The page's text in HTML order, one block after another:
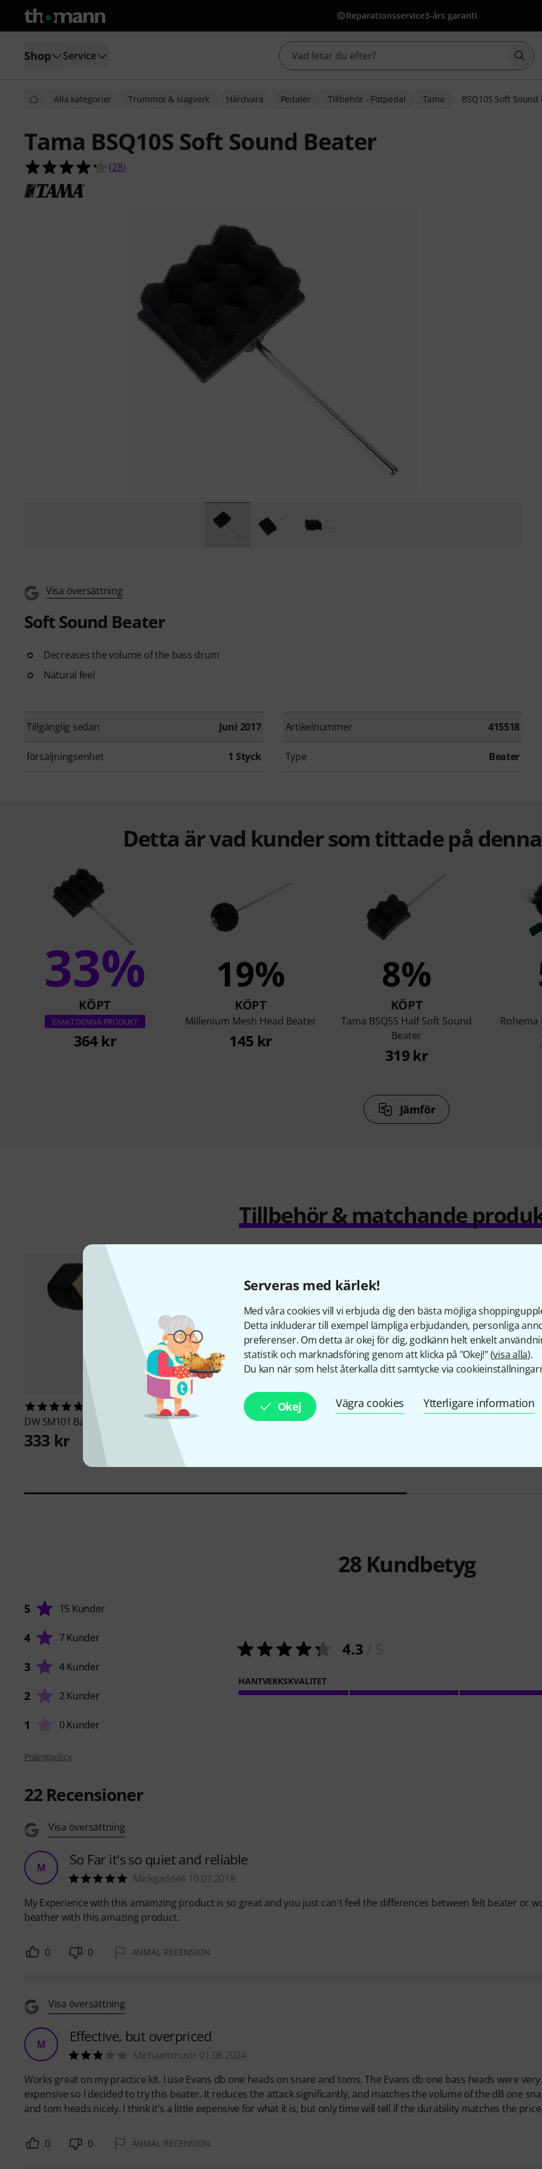
Serveras med kärlek!
Med våra cookies vill vi erbjuda dig den bästa möjliga
Detta inkluderar till exempel lämpliga erbjudanden, personliga
preferenser. Om detta är okej för dig, godkänn helt enkelt
statistik och marknadsföring genom att klicka på "Okej!" (visa alla).
Du kan när som helst återkalla ditt samtycke via
Okej Vägra cookies Ytterligare information
Reparationsservice3-års garanti
Shop Service
Alla kategorier Trummor & slagverk Hårdvara Pedaler Tillbehör - Fotpedal Tama BSQ10S Soft
Tama BSQ10S Soft Sound Beater
4.3 av 5 stjärnor från 28 kundbetyg
(28)
Visa översättning
Soft Sound Beater
Decreases the volume of the bass drum
Natural feel
Tillgänglig sedan Juni 2017 Artikelnummer 415518
försäljningsenhet 1 Styck Type Beater
Detta är vad kunder som tittade på
33%
KÖPT
EXAKT DENNA PRODUKT
364 kr
19%
KÖPT
Millenium Mesh Head Beater
145 kr
8%
KÖPT
Tama BSQ5S Half Soft Sound
Beater
319 kr
Jämför
Tillbehör & matchande
DWSM101 Bass Drum Beater
333 kr
10335
the sssnake
SM10BK
2044
28 Kundbetyg
5 15 Kunder
4 7 Kunder
3 4 Kunder
2 2 Kunder
1 0 Kunder
4.3
HANTVERKSKVALITET
Poängpolicy
22 Recensioner
Visa översättning
M So Far it's so quiet and reliable
Mickgadd46 10.07.2018
My Experience with this amamzing product is so great and you just can't feel the differences between felt beater or
beather with this amazing product.
0 0 ANMÄL RECENSION
Visa översättning
M Effective, but overpriced
Michaeltmusic 01.08.2024
Works great on my practice kit. I use Evans db one heads on snare and toms. The Evans db one bass heads were very
expensive so I decided to try this beater. It reduces the attack significantly, and matches the volume of the dB one
and tom heads nicely. I think it's a little expensive for what it is, but only time will tell if the durability matches the price.
0 0 ANMÄL RECENSION